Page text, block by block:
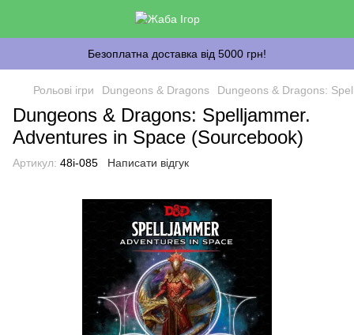
Безоплатна доставка від 5000 грн!
Рольові ігри Dungeons & Dragons Dungeons & Dragons:
Dungeons & Dragons: Spelljammer.
Adventures in Space (Sourcebook)
Артикул: 48i-085 Написати відгук